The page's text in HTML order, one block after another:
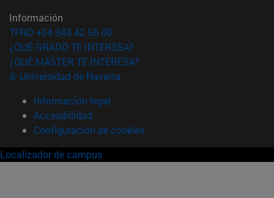
Información
TFNO +34 948 42 56 00
¿QUÉ GRADO TE INTERESA?
¿QUÉ MÁSTER TE INTERESA?
© Universidad de Navarra
Información legal
Accesibilidad
Configuración de cookies
Localizador de campus